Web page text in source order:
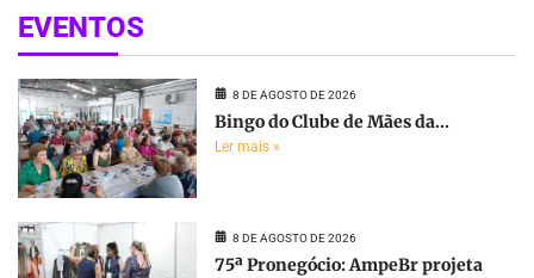
EVENTOS
8 DE AGOSTO DE 2026
Bingo do Clube de Mães da...
Ler mais »
8 DE AGOSTO DE 2026
75ª Pronegócio: AmpeBr projeta